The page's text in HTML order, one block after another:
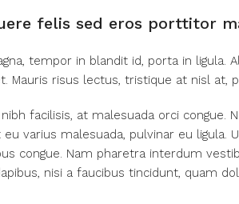
felis sed eros porttitor
tempor in blandit id, porta in ligula.
Mauris risus lectus, tristique at nisl at,
facilisis, at malesuada orci congue.
varius malesuada, pulvinar eu ligula.
congue. Nam pharetra interdum
nisi a faucibus tincidunt, quam